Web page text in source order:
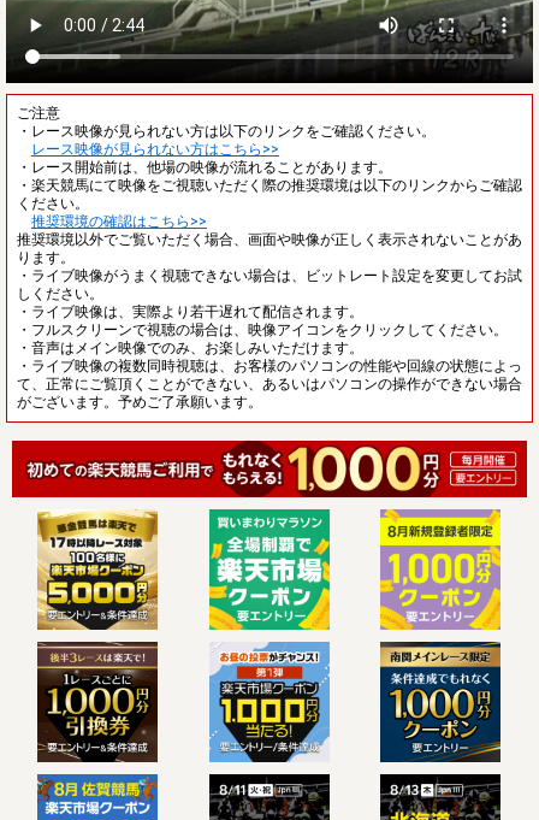
ご注意
・レース映像が見られない方は以下のリンクをご確認ください。
レース映像が見られない方はこちら>>
・レース開始前は、他場の映像が流れることがあります。
・楽天競馬にて映像をご視聴いただく際の推奨環境は以下のリンクからご確認
ください。
推奨環境の確認はこちら>>
推奨環境以外でご覧いただく場合、画面や映像が正しく表示されないことがあ
ります。
・ライブ映像がうまく視聴できない場合は、ビットレート設定を変更してお試
しください。
・ライブ映像は、実際より若干遅れて配信されます。
・フルスクリーンで視聴の場合は、映像アイコンをクリックしてください。
・音声はメイン映像でのみ、お楽しみいただけます。
・ライブ映像の複数同時視聴は、お客様のパソコンの性能や回線の状態によっ
て、正常にご覧頂くことができない、あるいはパソコンの操作ができない場合
がございます。予めご了承願います。